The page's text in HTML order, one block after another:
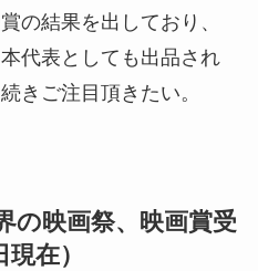
の結果を出しており、
代表としても出品され
きご注目頂きたい。
の映画祭、映画賞受
在）